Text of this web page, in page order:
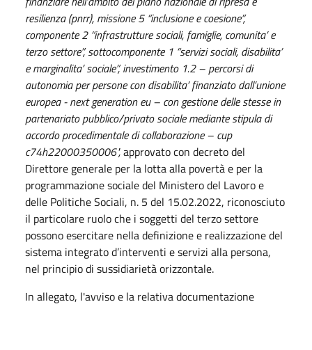
resilienza (pnrr), missione 5 “inclusione e coesione”,
componente 2 “infrastrutture sociali, famiglie, comunita’ e
terzo settore”, sottocomponente 1 “servizi sociali, disabilita’
e marginalita’ sociale”, investimento 1.2 – percorsi di
autonomia per persone con disabilita’ finanziato dall’unione
europea - next generation eu – con gestione delle stesse in
partenariato pubblico/privato sociale mediante stipula di
accordo procedimentale di collaborazione – cup
c74h22000350006",approvato con decreto del
Direttore generale per la lotta alla povertà e per la
programmazione sociale del Ministero del Lavoro e
delle Politiche Sociali, n. 5 del 15.02.2022, riconosciuto
il particolare ruolo che i soggetti del terzo settore
possono esercitare nella definizione e realizzazione del
sistema integrato d’interventi e servizi alla persona,
nel principio di sussidiarietà orizzontale.
In allegato, l'avviso e la relativa documentazione